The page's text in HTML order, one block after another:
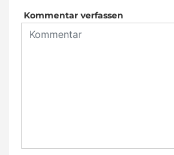
Kommentar verfassen